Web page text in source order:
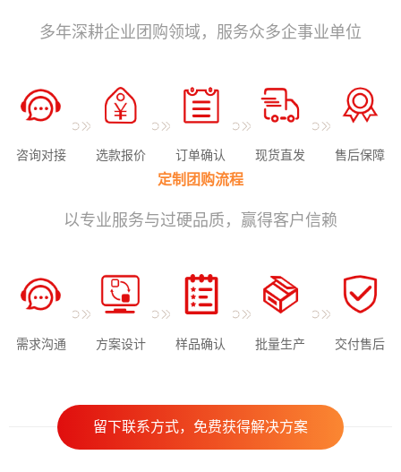
多年深耕企业团购领域，服务众多企事业单位
咨询对接 选款报价 订单确认 现货直发 售后保障
定制团购流程
以专业服务与过硬品质，赢得客户信赖
需求沟通 方案设计 样品确认 批量生产 交付售后
留下联系方式，免费获得解决方案